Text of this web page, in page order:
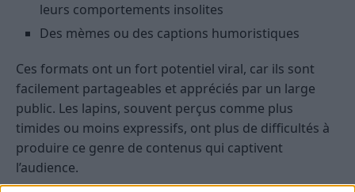
leurs comportements insolites
Des mèmes ou des captions humoristiques
Ces formats ont un fort potentiel viral, car ils sont
facilement partageables et appréciés par un large
public. Les lapins, souvent perçus comme plus
timides ou moins expressifs, ont plus de difficultés à
produire ce genre de contenus qui captivent
l’audience.